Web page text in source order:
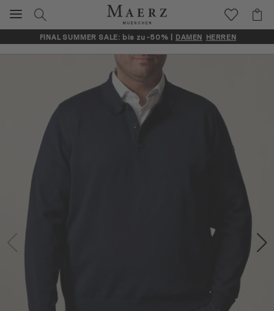
FINAL SUMMER SALE: bis zu -50% | DAMEN HERREN
Artikelbilder überspringen